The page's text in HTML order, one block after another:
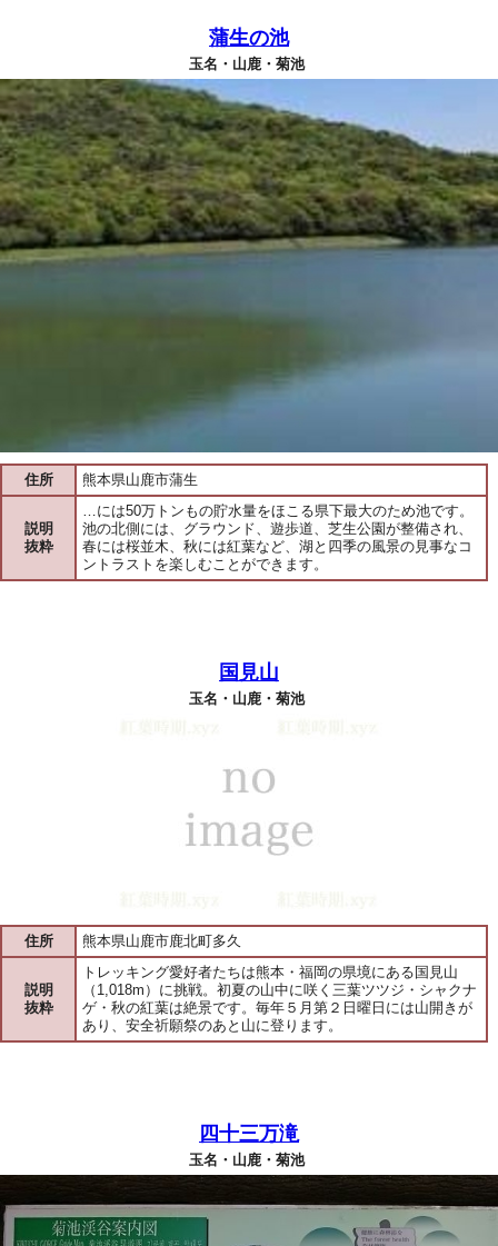
蒲生の池
玉名・山鹿・菊池
住所 熊本県山鹿市蒲生
説明
抜粋
…には50万トンもの貯水量をほこる県下最大のため池です。
池の北側には、グラウンド、遊歩道、芝生公園が整備され、
春には桜並木、秋には紅葉など、湖と四季の風景の見事なコ
ントラストを楽しむことができます。
国見山
玉名・山鹿・菊池
住所 熊本県山鹿市鹿北町多久
説明
抜粋
トレッキング愛好者たちは熊本・福岡の県境にある国見山
（1,018m）に挑戦。初夏の山中に咲く三葉ツツジ・シャクナ
ゲ・秋の紅葉は絶景です。毎年５月第２日曜日には山開きが
あり、安全祈願祭のあと山に登ります。
四十三万滝
玉名・山鹿・菊池